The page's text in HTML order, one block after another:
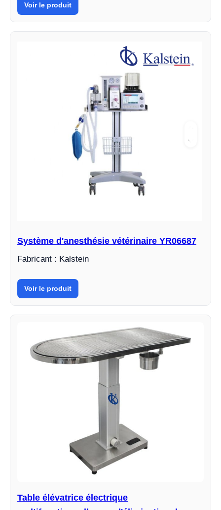
Voir le produit
Système d'anesthésie vétérinaire YR06687
Fabricant : Kalstein
Voir le produit
Table élévatrice électrique